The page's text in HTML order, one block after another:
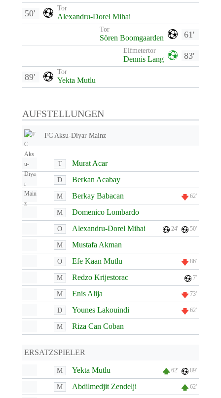
Tor
Alexandru-Dorel Mihai
50'
61'
Tor
Sören Boomgaarden
83'
Elfmetertor
Dennis Lang
Tor
Yekta Mutlu
89'
AUFSTELLUNGEN
FC Aksu-Diyar Mainz
T Murat Acar
D Berkan Acabay
M Berkay Babacan 62'
M Domenico Lombardo
O Alexandru-Dorel Mihai 24' 50'
M Mustafa Akman
O Efe Kaan Mutlu 86'
M Redzo Krijestorac 7'
M Enis Alija 73'
D Younes Lakouindi 62'
M Riza Can Coban
ERSATZSPIELER
M Yekta Mutlu 62' 89'
M Abdilmedjit Zendelji 62'